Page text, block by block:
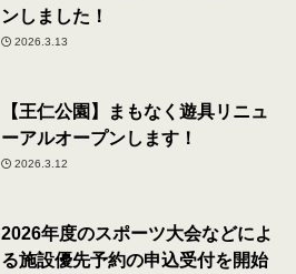
ンしました！
2026.3.13
【王仁公園】まもなく遊具リニュ
ーアルオープンします！
2026.3.12
2026年度のスポーツ大会などによ
る施設優先予約の申込受付を開始